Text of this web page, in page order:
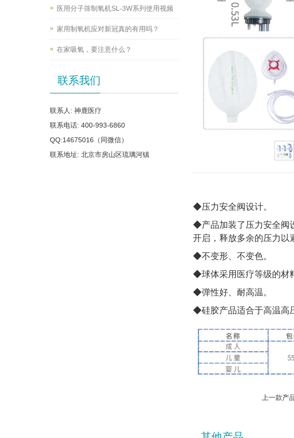
◆压力安全阀设计。
◆产品加装了压力安全阀
开启，释放多余的压力以
◆不变形、不变色。
◆球体采用医疗等级的材
◆弹性好、耐高温。
◆硅胶产品适合于高温高
上一款产
医用分子筛制氧机SL-3W系列使用视频
家用制氧机应对新冠真的有用吗？
在家吸氧，要注意什么？
联系我们
联系人: 神鹿医疗
联系电话: 400-993-6860
QQ:14675016（同微信）
联系地址: 北京市房山区琉璃河镇